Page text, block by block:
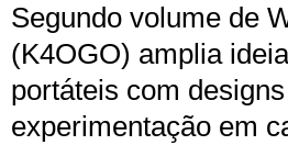
Segundo volume de
(K4OGO) amplia
portáteis com
experimentação em